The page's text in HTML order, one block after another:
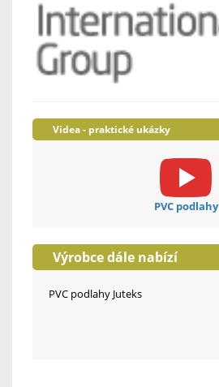
Videa - praktické ukázky
PVC podlahy
Výrobce dále nabízí
PVC podlahy Juteks